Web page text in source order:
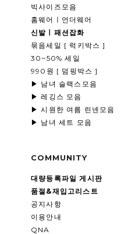
빅사이즈모음
홈웨어ㅣ언더웨어
신발ㅣ패션잡화
묶음세일 [ 럭키박스 ]
30~50% 세일
990원 [ 덤핑박스 ]
▶ 남녀 슬랙스모음
▶ 레깅스 모음
▶ 시원한 여름 린넨모음
▶ 남녀 세트 모음
COMMUNITY
대량등록파일 게시판
품절&재입고리스트
공지사항
이용안내
QNA